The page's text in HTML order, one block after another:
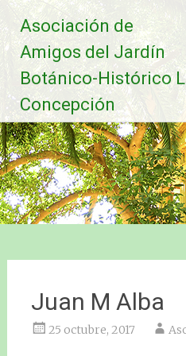
Saltar
al
contenido
Asociación de
Amigos del Jardín
Botánico-Histórico
Concepción
Juan M Alba
25 octubre, 2017